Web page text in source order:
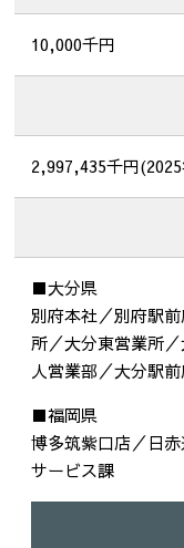
10,000千円
2,997,435千円
■大分県
別府本社／別府駅
所／大分東営業所
人営業部／大分駅
■福岡県
博多筑紫口店／日
サービス課